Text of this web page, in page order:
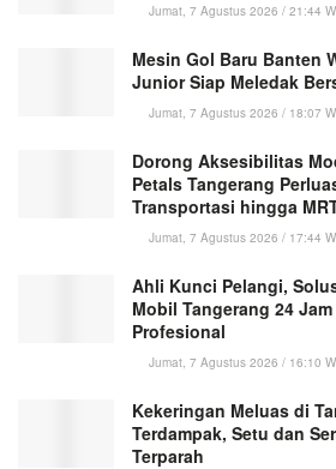
Jumat, 7 Agustus 2026 / 21:44
Mesin Gol Baru Banten
Junior Siap Meledak
Jumat, 7 Agustus 2026 / 18:07
Dorong Aksesibilitas
Petals Tangerang
Transportasi hingga
Jumat, 7 Agustus 2026 / 17:44
Ahli Kunci Pelangi,
Mobil Tangerang 24
Profesional
Jumat, 7 Agustus 2026 / 16:10
Kekeringan Meluas di
Terdampak, Setu dan
Terparah